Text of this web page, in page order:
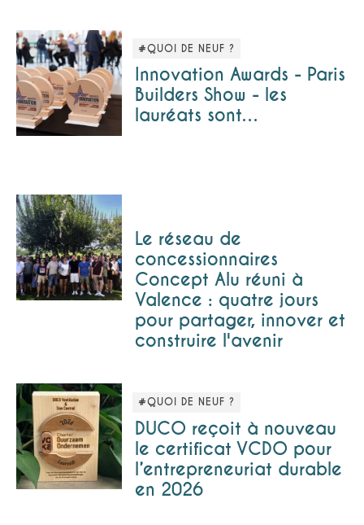
#QUOI DE NEUF ?
Innovation Awards - Paris
Builders Show - les
lauréats sont…
Le réseau de
concessionnaires
Concept Alu réuni à
Valence : quatre jours
pour partager, innover et
construire l'avenir
#QUOI DE NEUF ?
DUCO reçoit à nouveau
le certificat VCDO pour
l’entrepreneuriat durable
en 2026